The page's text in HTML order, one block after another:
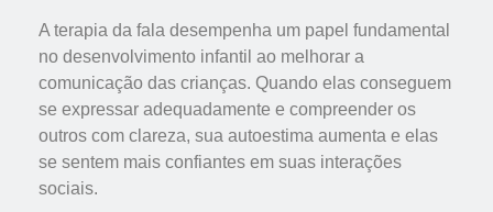
A terapia da fala desempenha um papel fundamental
no desenvolvimento infantil ao melhorar a
comunicação das crianças. Quando elas conseguem
se expressar adequadamente e compreender os
outros com clareza, sua autoestima aumenta e elas
se sentem mais confiantes em suas interações
sociais.